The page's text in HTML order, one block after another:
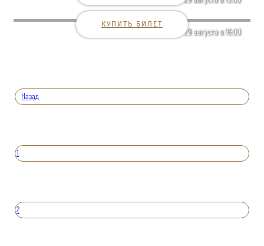
29 августа в 16:00
КУПИТЬ БИЛЕТ
Назад
1
2